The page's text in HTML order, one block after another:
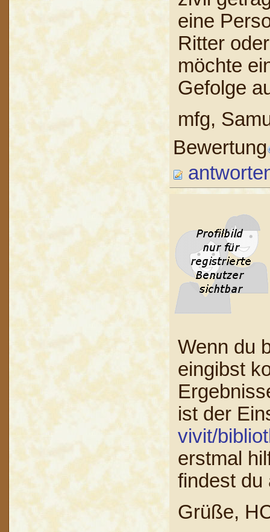
eine
Ritter
möchte
Gefolge
mfg,
Bewertung
Wenn du
eingibst
ist der
vivit/
erstmal
findest du
Grüße,